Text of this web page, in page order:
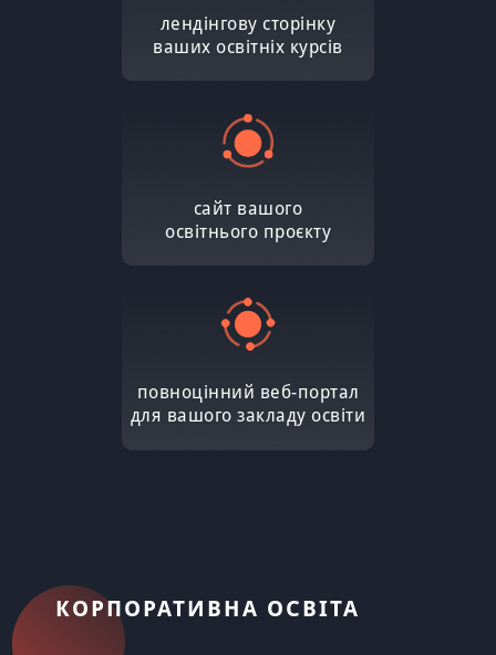
лендінгову сторінку
ваших освітніх курсів
сайт вашого
освітнього проєкту
повноцінний веб-портал
для вашого закладу освіти
КОРПОРАТИВНА ОСВІТА